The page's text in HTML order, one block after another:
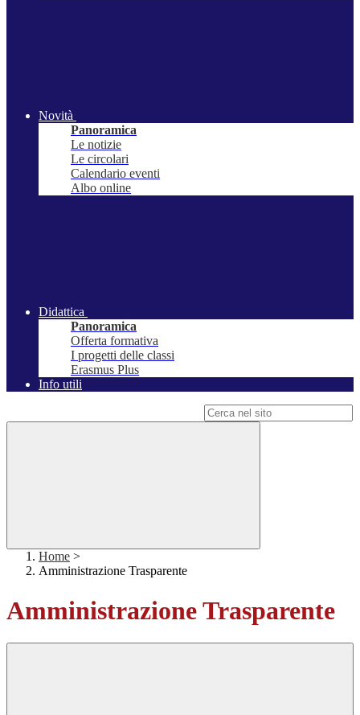
Novità
Panoramica
Le notizie
Le circolari
Calendario eventi
Albo online
Didattica
Panoramica
Offerta formativa
I progetti delle classi
Erasmus Plus
Info utili
Home >
Amministrazione Trasparente
Amministrazione Trasparente